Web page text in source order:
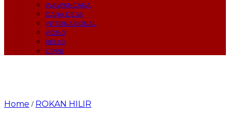
WAWANCARA
DANA DESA
INTERNASIONAL
VIDEO
RELIGI
OPINI
Home / ROKAN HILIR